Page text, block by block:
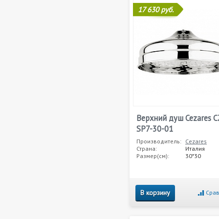
17 630 руб.
Верхний душ Cezares
SP7-30-01
Производитель: Cezares
Страна:
Италия
Размер(см):
30*30
В корзину